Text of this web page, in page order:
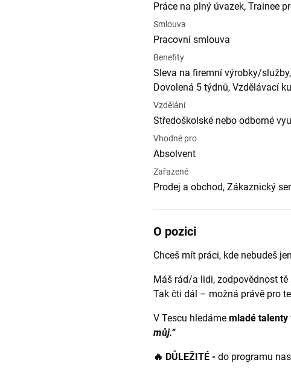
Práce na plný úvazek, Trainee
Smlouva
Pracovní smlouva
Benefity
Sleva na firemní výrobky/
Dovolená 5 týdnů, Vzdělávací
Vzdělání
Středoškolské nebo odborné
Vhodné pro
Absolvent
Zařazené
Prodej a obchod, Zákaznický
O pozici
Chceš mít práci, kde nebudeš
Máš rád/a lidi, zodpovědnost
Tak čti dál – možná právě pro
V Tescu hledáme mladé talenty
můj.“
🔥 DŮLEŽITÉ - do programu